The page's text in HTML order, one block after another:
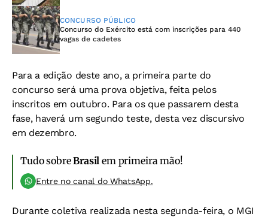
CONCURSO PÚBLICO
Concurso do Exército está com inscrições para 440
vagas de cadetes
Para a edição deste ano, a primeira parte do
concurso será uma prova objetiva, feita pelos
inscritos em outubro. Para os que passarem desta
fase, haverá um segundo teste, desta vez discursivo
em dezembro.
Tudo sobreBrasil em primeira mão!
Entre no canal do WhatsApp.
Durante coletiva realizada nesta segunda-feira, o MGI